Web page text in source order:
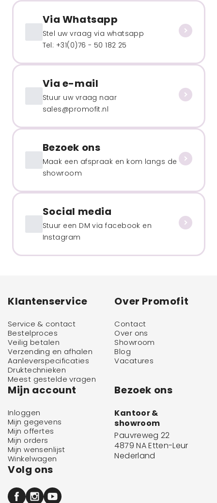
Via Whatsapp
Stel uw vraag via whatsapp
Tel: +31(0)76 - 50 182 25
Via e-mail
Stuur uw vraag naar
sales@promofit.nl
Bezoek ons
Maak een afspraak en kom langs de
showroom
Social media
Stuur een DM via facebook en
Instagram
Klantenservice
Service & contact
Bestelproces
Veilig betalen
Verzending en afhalen
Aanleverspecificaties
Druktechnieken
Meest gestelde vragen
Over Promofit
Contact
Over ons
Showroom
Blog
Vacatures
Mijn account
Inloggen
Mijn gegevens
Mijn offertes
Mijn orders
Mijn wensenlijst
Winkelwagen
Bezoek ons
Kantoor &
showroom
Pauvreweg 22
4879 NA Etten-Leur
Nederland
Volg ons